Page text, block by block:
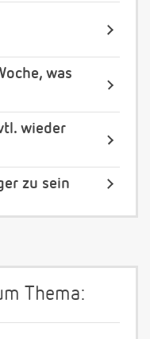
was
wieder
zu sein
Thema: